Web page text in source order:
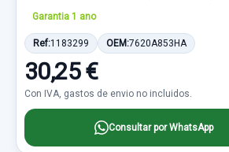
Garantia 1 ano
Ref:1183299 OEM:7620A853HA
30,25 €
Con IVA, gastos de envio no incluidos.
Consultar por WhatsApp